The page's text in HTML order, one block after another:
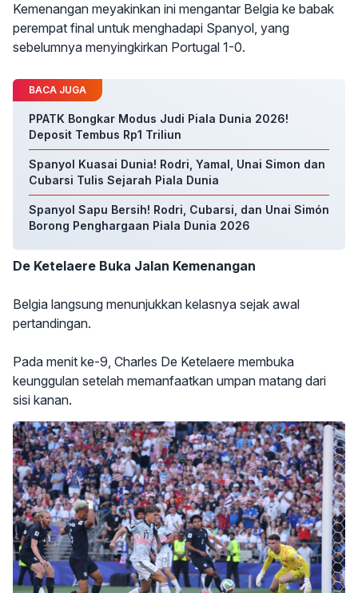
Kemenangan meyakinkan ini mengantar Belgia ke babak
perempat final untuk menghadapi Spanyol, yang
sebelumnya menyingkirkan Portugal 1-0.
BACA JUGA
PPATK Bongkar Modus Judi Piala Dunia 2026!
Deposit Tembus Rp1 Triliun
Spanyol Kuasai Dunia! Rodri, Yamal, Unai Simon dan
Cubarsi Tulis Sejarah Piala Dunia
Spanyol Sapu Bersih! Rodri, Cubarsi, dan Unai Simón
Borong Penghargaan Piala Dunia 2026
De Ketelaere Buka Jalan Kemenangan
Belgia langsung menunjukkan kelasnya sejak awal
pertandingan.
Pada menit ke-9, Charles De Ketelaere membuka
keunggulan setelah memanfaatkan umpan matang dari
sisi kanan.